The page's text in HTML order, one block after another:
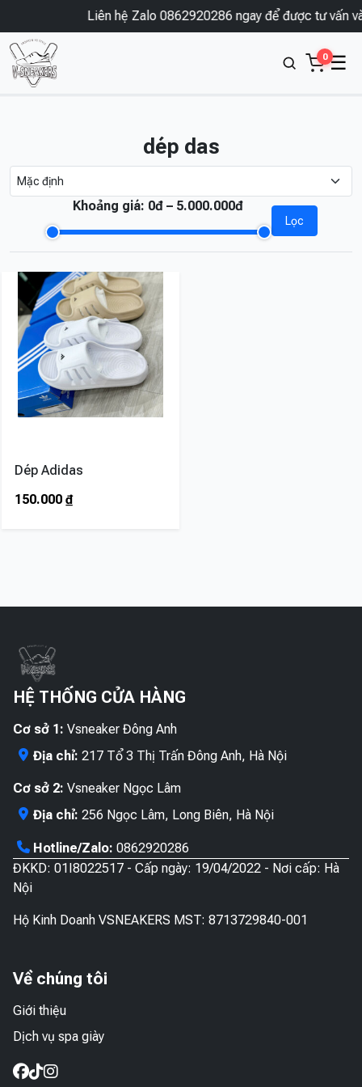
Liên hệ Zalo 0862920286 ngay để được tư vấn
0 ☰
dép das
Khoảng giá: 0đ – 5.000.000đ
Lọc
Dép Adidas
150.000 ₫
HỆ THỐNG CỬA HÀNG
Cơ sở 1: Vsneaker Đông Anh
Địa chỉ: 217 Tổ 3 Thị Trấn Đông Anh, Hà Nội
Cơ sở 2: Vsneaker Ngọc Lâm
Địa chỉ: 256 Ngọc Lâm, Long Biên, Hà Nội
Hotline/Zalo: 0862920286
ĐKKD: 01I8022517 - Cấp ngày: 19/04/2022 - Nơi cấp: Hà
Nội
Hộ Kinh Doanh VSNEAKERS MST: 8713729840-001
Về chúng tôi
Giới thiệu
Dịch vụ spa giày